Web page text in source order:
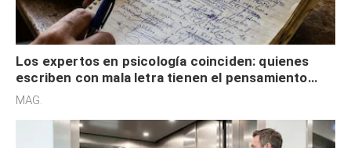
Los expertos en psicología coinciden: quienes
escriben con mala letra tienen el pensamiento
acelerado y no lo hacen por desinterés
MAG.